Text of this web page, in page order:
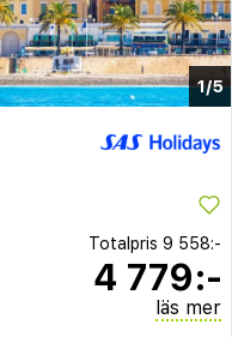
1/5
Totalpris 9 558:-
4 779:-
läs mer